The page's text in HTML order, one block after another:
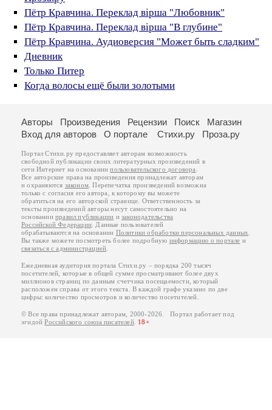
Пётр Кравчина. Переклад вірша "Любовник"
Пётр Кравчина. Переклад вірша "В глубине"
Пётр Кравчина. Аудиоверсия "Может быть сладким"
Дневник
Только Питер
Когда волосы ещё были золотыми
Авторы Произведения Рецензии Поиск
Магазин
Вход для авторов
О портале Стихи.ру Проза.ру
Портал Стихи.ру предоставляет авторам возможность
свободной публикации своих литературных произведений в
сети Интернет на основаниипользовательского договора
Все авторские права на произведения принадлежат авторам
и охраняются законом . Перепечатка произведений возможна
только с согласия его автора, к которому вы можете
обратиться на его авторской странице. Ответственность за
тексты произведений авторы несут самостоятельно на
основанииправил публикации изаконодательства
Российской Федерации . Данные пользователей
обрабатываются на основании Политики обработки персональных данных
Вы также можете посмотреть более подробную информацию о портале и
связаться с администрацией
Ежедневная аудитория портала Стихи.ру – порядка 200 тысяч
посетителей, которые в общей сумме просматривают более двух
миллионов страниц по данным счетчика посещаемости, который
расположен справа от этого текста. В каждой графе указано по две
цифры: количество просмотров и количество посетителей.
© Все права принадлежат авторам, 2000-2026. Портал работает под
эгидойРоссийского союза писателей. 18+